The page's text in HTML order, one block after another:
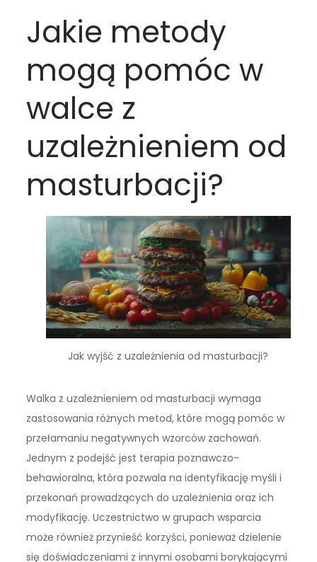
Jakie metody
mogą pomóc w
walce z
uzależnieniem od
masturbacji?
Jak wyjść z uzależnienia od masturbacji?
Walka z uzależnieniem od masturbacji wymaga
zastosowania różnych metod, które mogą pomóc w
przełamaniu negatywnych wzorców zachowań.
Jednym z podejść jest terapia poznawczo-
behawioralna, która pozwala na identyfikację myśli i
przekonań prowadzących do uzależnienia oraz ich
modyfikację. Uczestnictwo w grupach wsparcia
może również przynieść korzyści, ponieważ dzielenie
się doświadczeniami z innymi osobami borykającymi